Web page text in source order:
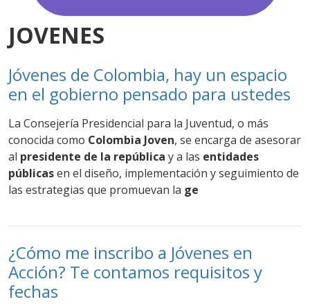
JOVENES
Jóvenes de Colombia, hay un espacio
en el gobierno pensado para ustedes
La Consejería Presidencial para la Juventud, o más
conocida como Colombia Joven, se encarga de asesorar
al presidente de la república y a las entidades
públicasen el diseño, implementación y seguimiento de
las estrategias que promuevan la ge
¿Cómo me inscribo a Jóvenes en
Acción? Te contamos requisitos y
fechas